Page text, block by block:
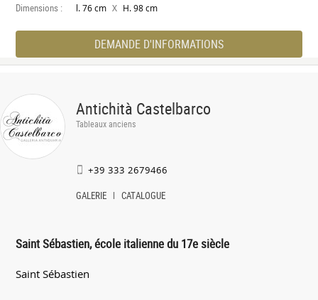
Dimensions : l. 76 cm X H. 98 cm
DEMANDE D'INFORMATIONS
Antichità Castelbarco
Tableaux anciens
+39 333 2679466
GALERIE CATALOGUE
Saint Sébastien, école italienne du 17e siècle
Saint Sébastien